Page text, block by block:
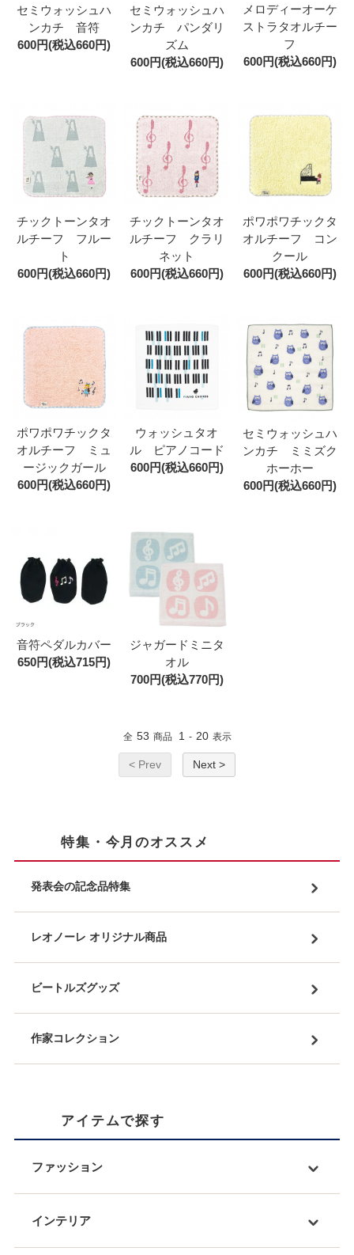
セミウォッシュハ
ンカチ 音符
600円(税込660円)
セミウォッシュハ
ンカチ パンダリ
ズム
600円(税込660円)
メロディーオーケ
ストラタオルチー
フ
600円(税込660円)
チックトーンタオ
ルチーフ フルー
ト
600円(税込660円)
チックトーンタオ
ルチーフ クラリ
ネット
600円(税込660円)
ポワポワチックタ
オルチーフ コン
クール
600円(税込660円)
ポワポワチックタ
オルチーフ ミュ
ージックガール
600円(税込660円)
ウォッシュタオ
ル ピアノコード
600円(税込660円)
セミウォッシュハ
ンカチ ミミズク
ホーホー
600円(税込660円)
音符ペダルカバー
650円(税込715円)
ジャガードミニタ
オル
700円(税込770円)
全 53 商品 1 - 20 表示
< Prev Next >
特集・今月のオススメ
発表会の記念品特集
レオノーレ オリジナル商品
ビートルズグッズ
作家コレクション
アイテムで探す
ファッション
インテリア